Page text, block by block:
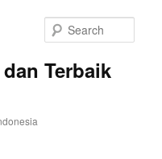
Terbaik